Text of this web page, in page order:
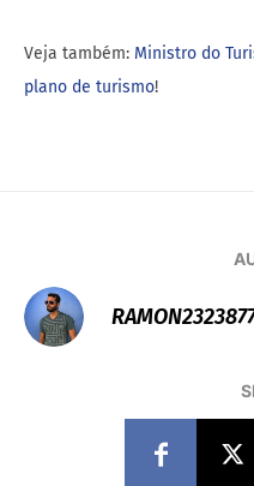
Veja também: Ministro do
plano de turismo!